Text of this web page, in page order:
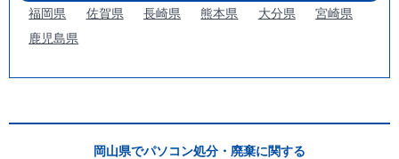
福岡県
佐賀県 長崎県 熊本県 大分県
宮崎県
鹿児島県
岡山県でパソコン処分・廃棄に関する